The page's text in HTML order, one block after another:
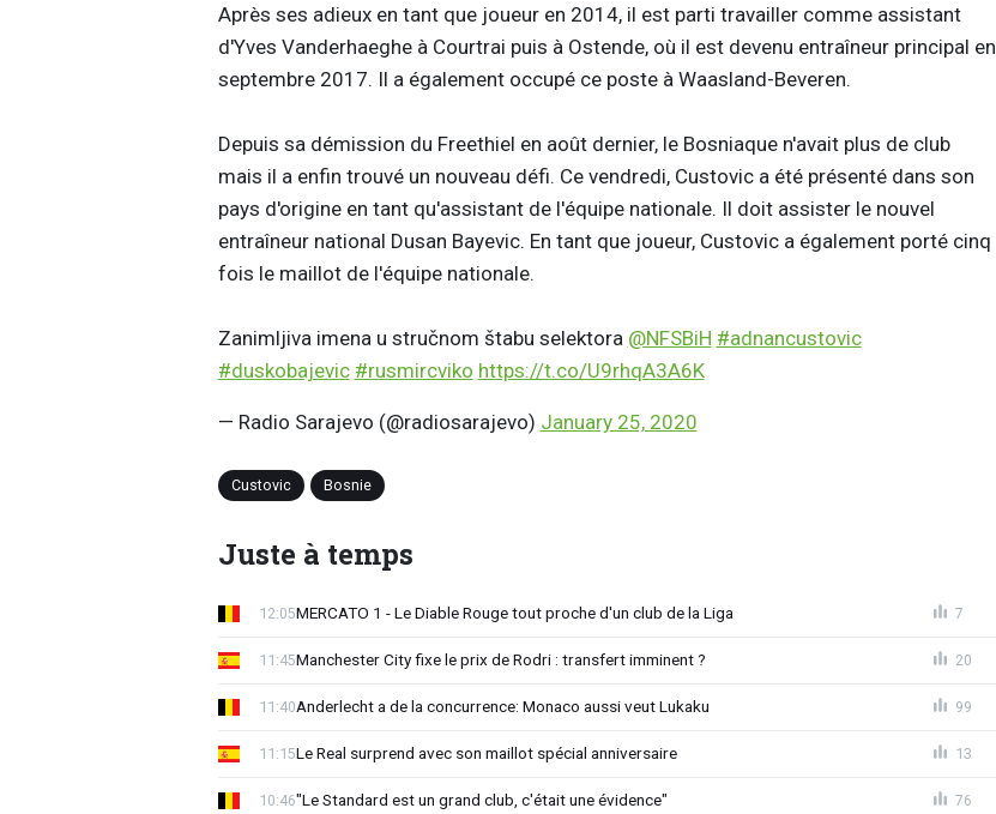
Après ses adieux en tant que joueur en 2014, il est parti travailler comme assistant
d'Yves Vanderhaeghe à Courtrai puis à Ostende, où il est devenu entraîneur principal en
septembre 2017. Il a également occupé ce poste à Waasland-Beveren.
Depuis sa démission du Freethiel en août dernier, le Bosniaque n'avait plus de club
mais il a enfin trouvé un nouveau défi. Ce vendredi, Custovic a été présenté dans son
pays d'origine en tant qu'assistant de l'équipe nationale. Il doit assister le nouvel
entraîneur national Dusan Bayevic. En tant que joueur, Custovic a également porté cinq
fois le maillot de l'équipe nationale.
Zanimljiva imena u stručnom štabu selektora @NFSBiH #adnancustovic
#duskobajevic #rusmircviko https://t.co/U9rhqA3A6K
— Radio Sarajevo (@radiosarajevo) January 25, 2020
Custovic Bosnie
Juste à temps
MERCATO 1 - Le Diable Rouge tout proche d'un club de la Liga
12:05 7
Manchester City fixe le prix de Rodri : transfert imminent ?
11:45 20
Anderlecht a de la concurrence: Monaco aussi veut Lukaku
11:40 99
Le Real surprend avec son maillot spécial anniversaire
11:15 13
"Le Standard est un grand club, c'était une évidence"
10:46 76